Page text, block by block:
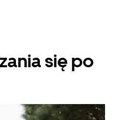
się po